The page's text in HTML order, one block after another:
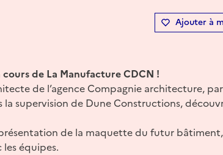
Ajouter à
de La Manufacture CDCN !
de l’agence Compagnie architecture,
la supervision de Dune Constructions,
de la maquette du futur
équipes.